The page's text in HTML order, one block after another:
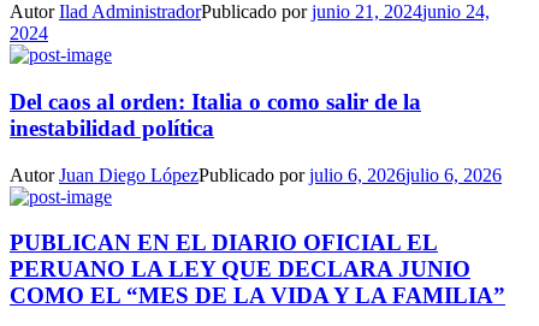
AutorIlad AdministradorPublicado porjunio 21, 2024junio 24,
2024
Del caos al orden: Italia o como salir de la
inestabilidad política
AutorJuan Diego LópezPublicado porjulio 6, 2026julio 6, 2026
PUBLICAN EN EL DIARIO OFICIAL EL
PERUANO LA LEY QUE DECLARA JUNIO
COMO EL “MES DE LA VIDA Y LA FAMILIA”